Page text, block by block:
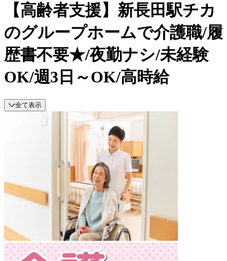
【高齢者支援】新長田駅チカ
のグループホームで介護職/履
歴書不要★/夜勤ナシ/未経験
OK/週3日～OK/高時給
全て表示